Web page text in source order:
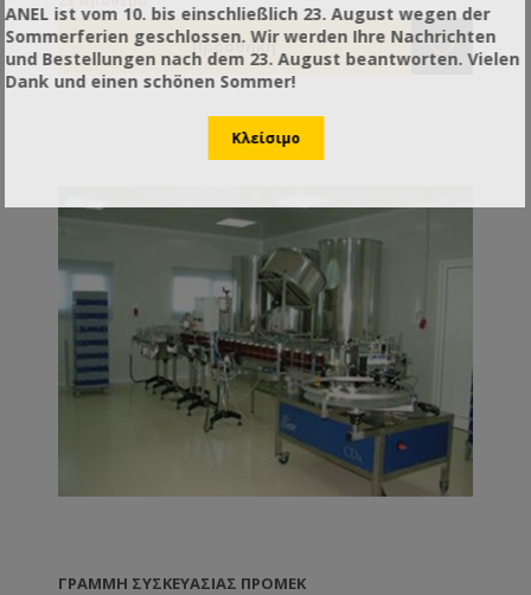
ΓΡΑΜΜΉ ΣΥΣΚΕΥΑΣΊΑΣ ΠΡΟΜΕΚ
ANEL ist vom 10. bis einschließlich 23. August wegen der
Sommerferien geschlossen. Wir werden Ihre Nachrichten
und Bestellungen nach dem 23. August beantworten. Vielen
Dank und einen schönen Sommer!